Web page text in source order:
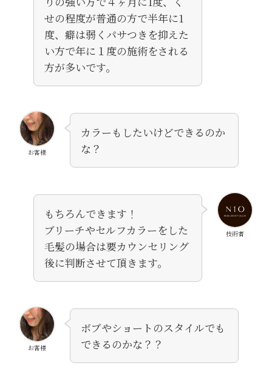
せの程度が普通の方で半年に1
度、癖は弱くパサつきを抑えた
い方で年に１度の施術をされる
方が多いです。
お客様
カラーもしたいけどできるのか
な？
技術者
もちろんできます！
ブリーチやセルフカラーをした
毛髪の場合は要カウンセリング
後に判断させて頂きます。
お客様
ボブやショートのスタイルでも
できるのかな？？